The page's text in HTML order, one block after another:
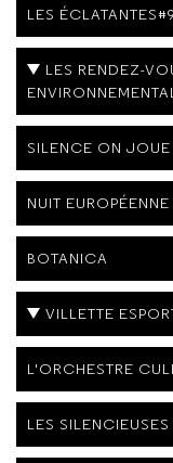
LES ÉCLATANTES#9
LES RENDEZ-
SILENCE ON JOUE
NUIT
BOTANICA
VILLETTE
L'ORCHESTRE
LES SILENCIEUSES